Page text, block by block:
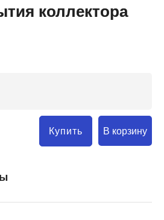
коллектора
Купить В корзину